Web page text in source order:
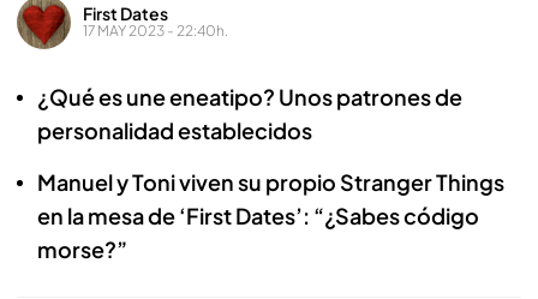
First Dates
17 MAY 2023 - 22:40h.
¿Qué es une eneatipo? Unos patrones de
personalidad establecidos
Manuel y Toni viven su propio Stranger Things
en la mesa de ‘First Dates’: “¿Sabes código
morse?”